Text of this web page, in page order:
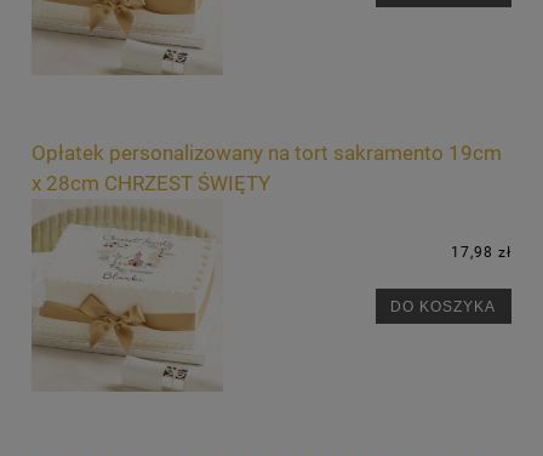
Opłatek personalizowany na tort sakramento 19cm
x 28cm CHRZEST ŚWIĘTY
17,98 zł
DO KOSZYKA